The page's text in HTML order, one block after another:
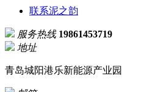
联系泥之韵
服务热线 19861453719
地址
青岛城阳港乐新能源产业园